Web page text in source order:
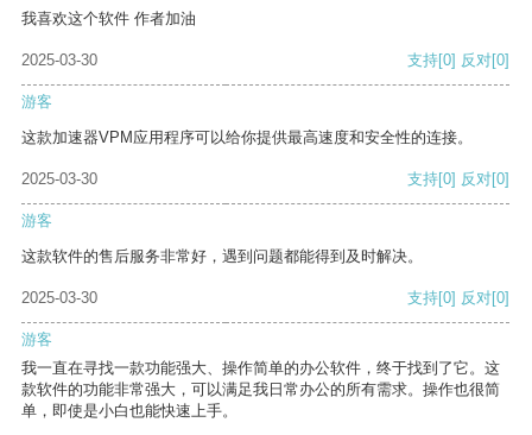
我喜欢这个软件 作者加油
2025-03-30 支持[0] 反对[0]
游客
这款加速器VPM应用程序可以给你提供最高速度和安全性的连接。
2025-03-30 支持[0] 反对[0]
游客
这款软件的售后服务非常好，遇到问题都能得到及时解决。
2025-03-30 支持[0] 反对[0]
游客
我一直在寻找一款功能强大、操作简单的办公软件，终于找到了它。这
款软件的功能非常强大，可以满足我日常办公的所有需求。操作也很简
单，即使是小白也能快速上手。